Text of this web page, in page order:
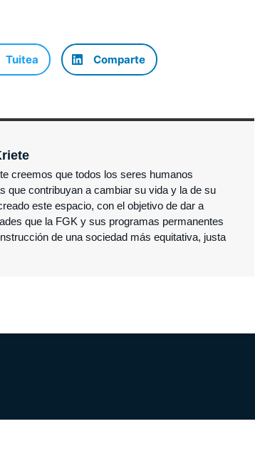
Tuitea Comparte
creemos que todos los seres humanos
que contribuyan a cambiar su vida y la de su
este espacio, con el objetivo de dar a
que la FGK y sus programas permanentes
de una sociedad más equitativa, justa